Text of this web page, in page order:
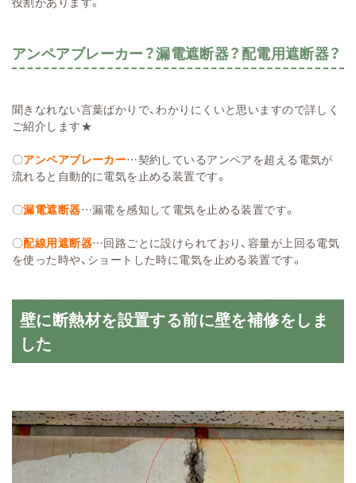
アンペアブレーカー？漏電遮断器？配電用遮断器？
聞きなれない言葉ばかりで、わかりにくいと思いますので詳しく
ご紹介します★
〇アンペアブレーカー…契約しているアンペアを超える電気が
流れると自動的に電気を止める装置です。
〇漏電遮断器…漏電を感知して電気を止める装置です。
〇配線用遮断器…回路ごとに設けられており、容量が上回る電気
を使った時や、ショートした時に電気を止める装置です。
壁に断熱材を設置する前に壁を補修をしま
した